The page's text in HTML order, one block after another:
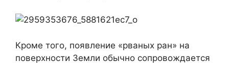
Кроме того, появление «рваных ран» на
поверхности Земли обычно сопровождается